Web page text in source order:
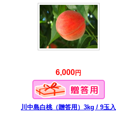
6,000円
川中島白桃（贈答用）3kg / 9玉入